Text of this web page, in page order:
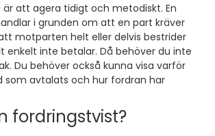
att agera tidigt och metodiskt. En
i grunden om att en part kräver
motparten helt eller delvis bestrider
enkelt inte betalar. Då behöver du inte
Du behöver också kunna visa varför
som avtalats och hur fordran har
fordringstvist?